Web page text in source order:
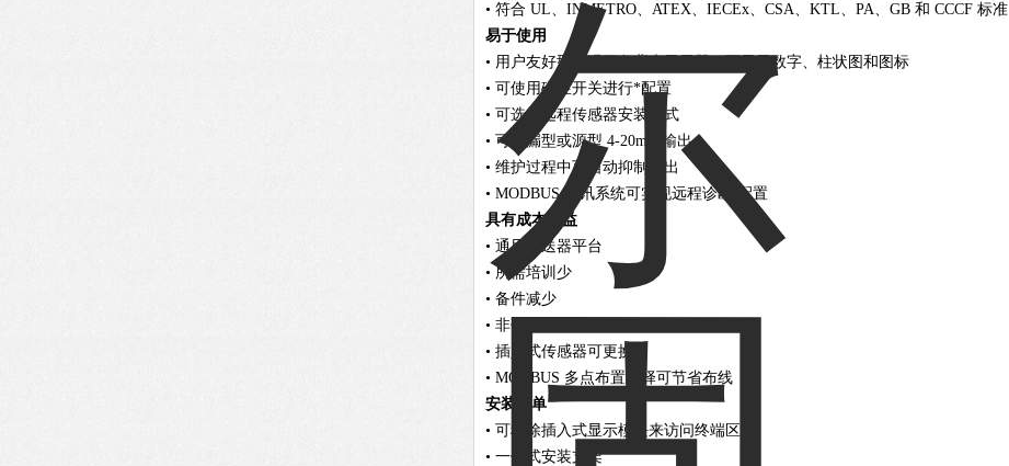
• 符合 UL、INMETRO、ATEX、IECEx、CSA、KTL、PA、GB 和 CCCF 标准
易于使用
• 用户友好型直观三色背光显示器，可显示数字、柱状图和图标
• 可使用磁性开关进行*配置
• 可选择远程传感器安装方式
• 可选漏型或源型 4-20mA 输出
• 维护过程中可自动抑制输出
• MODBUS 通讯系统可实现远程诊断/配置
具有成本效益
• 通用变送器平台
• 所需培训少
• 备件减少
• 非侵入式单人操作
• 插入式传感器可更换
• MODBUS 多点布置选择可节省布线
安装简单
• 可移除插入式显示模块来访问终端区
• 一体式安装支架